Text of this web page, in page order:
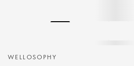
WELLOSOPHY